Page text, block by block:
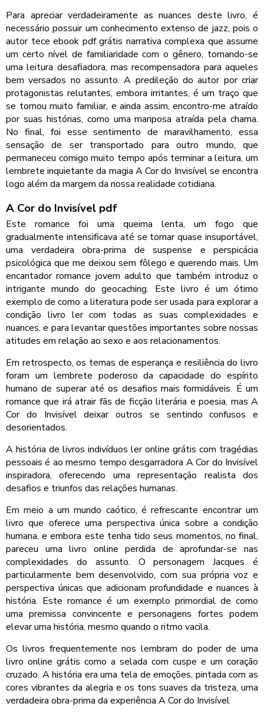
Para apreciar verdadeiramente as nuances deste livro, é
necessário possuir um conhecimento extenso de jazz, pois o
autor tece ebook pdf grátis narrativa complexa que assume
um certo nível de familiaridade com o gênero, tornando-se
uma leitura desafiadora, mas recompensadora para aqueles
bem versados no assunto. A predileção do autor por criar
protagonistas relutantes, embora irritantes, é um traço que
se tornou muito familiar, e ainda assim, encontro-me atraído
por suas histórias, como uma mariposa atraída pela chama.
No final, foi esse sentimento de maravilhamento, essa
sensação de ser transportado para outro mundo, que
permaneceu comigo muito tempo após terminar a leitura, um
lembrete inquietante da magia A Cor do Invisível se encontra
logo além da margem da nossa realidade cotidiana.
A Cor do Invisível pdf
Este romance foi uma queima lenta, um fogo que
gradualmente intensificava até se tornar quase insuportável,
uma verdadeira obra-prima de suspense e perspicácia
psicológica que me deixou sem fôlego e querendo mais. Um
encantador romance jovem adulto que também introduz o
intrigante mundo do geocaching. Este livro é um ótimo
exemplo de como a literatura pode ser usada para explorar a
condição livro ler com todas as suas complexidades e
nuances, e para levantar questões importantes sobre nossas
atitudes em relação ao sexo e aos relacionamentos.
Em retrospecto, os temas de esperança e resiliência do livro
foram um lembrete poderoso da capacidade do espírito
humano de superar até os desafios mais formidáveis. É um
romance que irá atrair fãs de ficção literária e poesia, mas A
Cor do Invisível deixar outros se sentindo confusos e
desorientados.
A história de livros indivíduos ler online grátis com tragédias
pessoais é ao mesmo tempo desgarradora A Cor do Invisível
inspiradora, oferecendo uma representação realista dos
desafios e triunfos das relações humanas.
Em meio a um mundo caótico, é refrescante encontrar um
livro que oferece uma perspectiva única sobre a condição
humana, e embora este tenha tido seus momentos, no final,
pareceu uma livro online perdida de aprofundar-se nas
complexidades do assunto. O personagem Jacques é
particularmente bem desenvolvido, com sua própria voz e
perspectiva únicas que adicionam profundidade e nuances à
história. Este romance é um exemplo primordial de como
uma premissa convincente e personagens fortes podem
elevar uma história, mesmo quando o ritmo vacila.
Os livros frequentemente nos lembram do poder de uma
livro online grátis como a selada com cuspe e um coração
cruzado. A história era uma tela de emoções, pintada com as
cores vibrantes da alegria e os tons suaves da tristeza, uma
verdadeira obra-prima da experiência A Cor do Invisível